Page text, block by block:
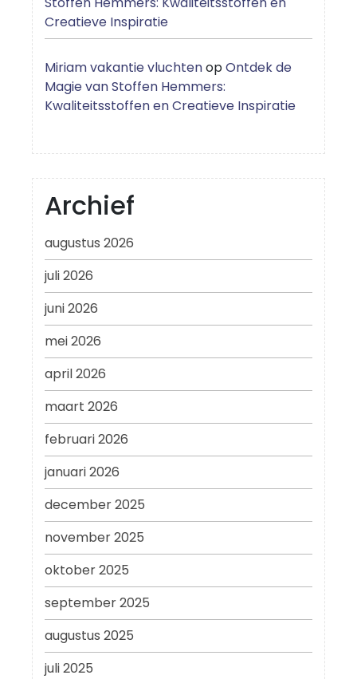
Creatieve Inspiratie
Miriam vakantie vluchtenopOntdek de
Magie van Stoffen Hemmers:
Kwaliteitsstoffen en Creatieve Inspiratie
Archief
augustus 2026
juli 2026
juni 2026
mei 2026
april 2026
maart 2026
februari 2026
januari 2026
december 2025
november 2025
oktober 2025
september 2025
augustus 2025
juli 2025